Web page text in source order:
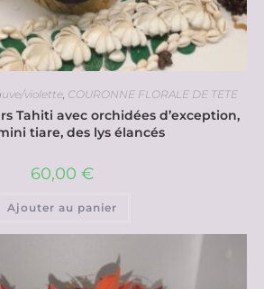
violette COURONNE FLORALE DE TETE
Tahiti avec orchidées d’exception,
tiare, des lys élancés
60,00 €
Ajouter au panier